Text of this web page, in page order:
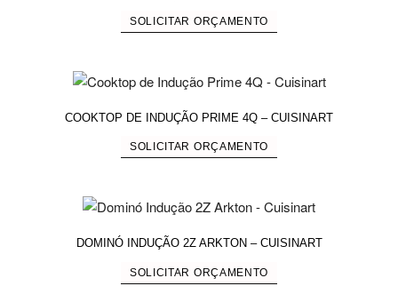
SOLICITAR ORÇAMENTO
COOKTOP DE INDUÇÃO PRIME 4Q – CUISINART
SOLICITAR ORÇAMENTO
DOMINÓ INDUÇÃO 2Z ARKTON – CUISINART
SOLICITAR ORÇAMENTO